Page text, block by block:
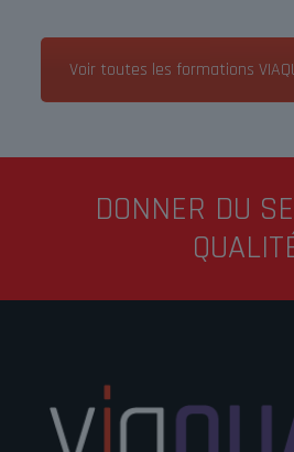
Voir toutes les formations
DONNER DU